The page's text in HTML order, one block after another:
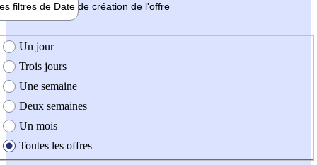
filtres de Date de création de l'offre
création de l'offre
Un jour
Trois jours
Une semaine
Deux semaines
Un mois
Toutes les offres